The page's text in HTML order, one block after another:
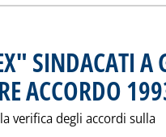
SINDACATI A
ACCORDO
verifica degli accordi sulla